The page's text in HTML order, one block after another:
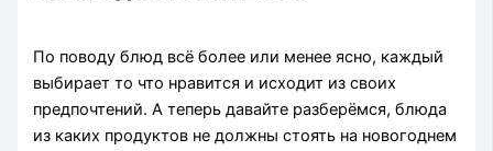
По поводу блюд всё более или менее ясно, каждый
выбирает то что нравится и исходит из своих
предпочтений. А теперь давайте разберёмся, блюда
из каких продуктов не должны стоять на новогоднем